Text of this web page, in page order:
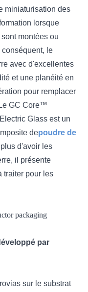
miniaturisation des
lorsque
montées ou
conséquent, le
avec d'excellentes
et une planéité en
pour remplacer
GC Core™
Glass est un
depoudre de
d'avoir les
il présente
traiter pour les
par
sur le substrat